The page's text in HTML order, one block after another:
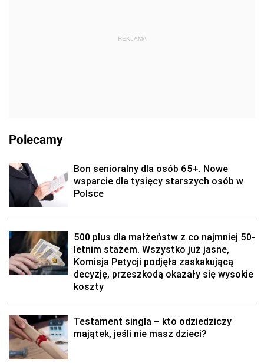
REKLAMA
Polecamy
Bon senioralny dla osób 65+. Nowe
wsparcie dla tysięcy starszych osób w
Polsce
500 plus dla małżeństw z co najmniej 50-
letnim stażem. Wszystko już jasne,
Komisja Petycji podjęła zaskakującą
decyzję, przeszkodą okazały się wysokie
koszty
Testament singla – kto odziedziczy
majątek, jeśli nie masz dzieci?